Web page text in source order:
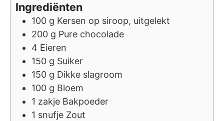
Ingrediënten
100 g Kersen op siroop, uitgelekt
200 g Pure chocolade
4 Eieren
150 g Suiker
150 g Dikke slagroom
100 g Bloem
1 zakje Bakpoeder
1 snufje Zout